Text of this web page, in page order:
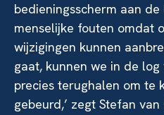
bedieningsscherm aan
menselijke fouten omdat
wijzigingen kunnen
gaat, kunnen we in de
precies terughalen om te
gebeurd,’ zegt Stefan